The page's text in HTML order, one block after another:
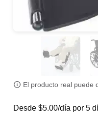
El producto real puede
Desde $5.00/día por 5